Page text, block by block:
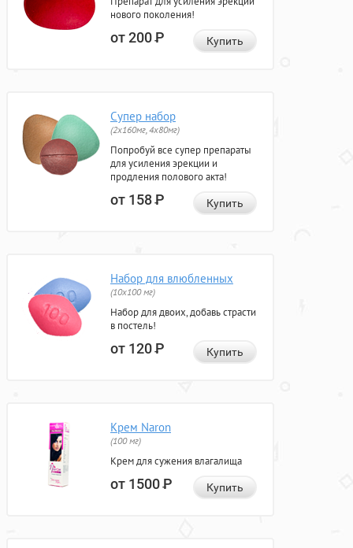
нового поколения!
от 200Р Купить
Супер набор
(2х160мг, 4х80мг)
Попробуй все супер препараты
для усиления эрекции и
продления полового акта!
от 158Р Купить
Набор для влюбленных
(10х100 мг)
Набор для двоих, добавь страсти
в постель!
от 120Р Купить
Крем Naron
(100 мг)
Крем для сужения влагалища
от 1500Р Купить